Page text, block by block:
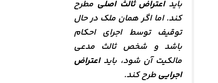
بایداعتراض ثالث اصلی مطرح
کند. اما اگر همان ملک در حال
توقیف توسط اجرای احکام
باشد و شخص ثالث مدعی
مالکیت آن شود، بایداعتراض
اجراییطرح کند.